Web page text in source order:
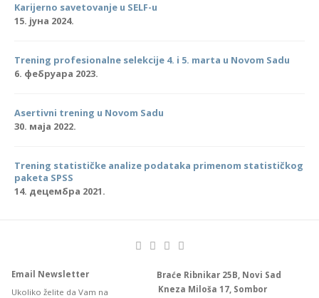
Karijerno savetovanje u SELF-u
15. јуна 2024.
Trening profesionalne selekcije 4. i 5. marta u Novom Sadu
6. фебруара 2023.
Asertivni trening u Novom Sadu
30. маја 2022.
Trening statističke analize podataka primenom statističkog
paketa SPSS
14. децембра 2021.
Email Newsletter
Ukoliko želite da Vam na
Braće Ribnikar 25B, Novi Sad
Kneza Miloša 17, Sombor